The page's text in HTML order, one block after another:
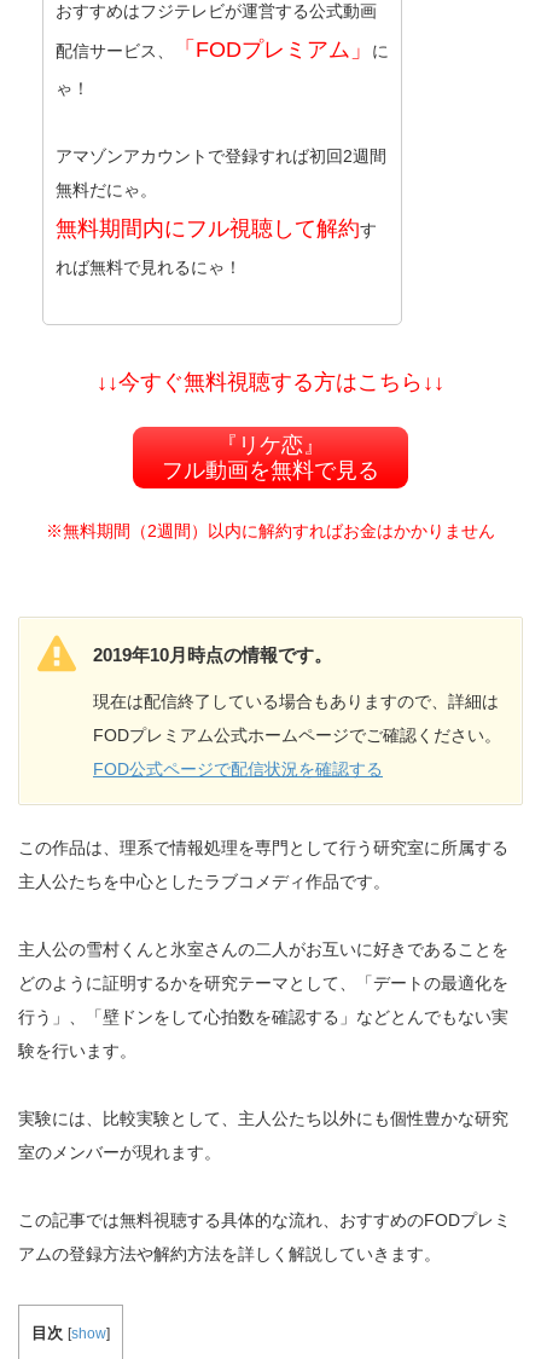
おすすめはフジテレビが運営する公式動画
配信サービス、 「FODプレミアム」
に
ゃ！
アマゾンアカウントで登録すれば初回2週間
無料だにゃ。
無料期間内にフル視聴して解約す
れば無料で見れるにゃ！
↓↓今すぐ無料視聴する方はこちら↓↓
『リケ恋』
フル動画を無料で見る
※無料期間（2週間）以内に解約すればお金はかかりません
2019年10月時点の情報です。
現在は配信終了している場合もありますので、詳細は
FODプレミアム公式ホームページでご確認ください。
FOD公式ページで配信状況を確認する
この作品は、理系で情報処理を専門として行う研究室に所属する
主人公たちを中心としたラブコメディ作品です。
主人公の雪村くんと氷室さんの二人がお互いに好きであることを
どのように証明するかを研究テーマとして、「デートの最適化を
行う」、「壁ドンをして心拍数を確認する」などとんでもない実
験を行います。
実験には、比較実験として、主人公たち以外にも個性豊かな研究
室のメンバーが現れます。
この記事では無料視聴する具体的な流れ、おすすめのFODプレミ
アムの登録方法や解約方法を詳しく解説していきます。
目次 [show]